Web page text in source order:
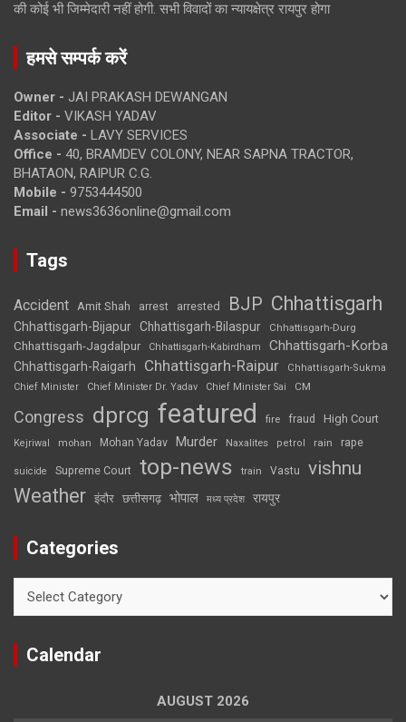
की कोई भी जिम्मेदारी नहीं होगी. सभी विवादों का न्यायक्षेत्र रायपुर होगा
हमसे सम्पर्क करें
Owner - JAI PRAKASH DEWANGAN
Editor - VIKASH YADAV
Associate - LAVY SERVICES
Office - 40, BRAMDEV COLONY, NEAR SAPNA TRACTOR,
BHATAON, RAIPUR C.G.
Mobile - 9753444500
Email - news3636online@gmail.com
Tags
Accident Amit Shah arrest arrested BJP Chhattisgarh
Chhattisgarh-Bijapur Chhattisgarh-Bilaspur Chhattisgarh-Durg
Chhattisgarh-Jagdalpur Chhattisgarh-Kabirdham Chhattisgarh-Korba
Chhattisgarh-Raigarh Chhattisgarh-Raipur
Chhattisgarh-Sukma
Chief Minister
Chief Minister Dr. Yadav Chief Minister Sai CM
Congress dprcg featured fire fraud High Court
Kejriwal mohan Mohan Yadav Murder Naxalites petrol rain rape
suicide Supreme Court top-news train Vastu vishnu
Weather इंदौर छत्तीसगढ़ भोपाल मध्य प्रदेश रायपुर
Categories
Calendar
AUGUST 2026